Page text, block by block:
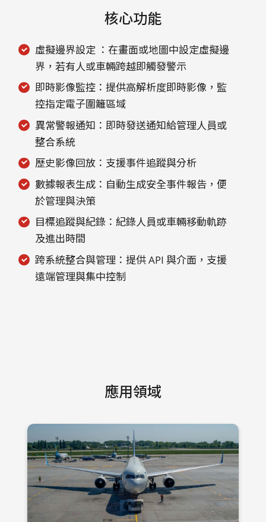
核心功能
虛擬邊界設定 ：在畫面或地圖中設定虛擬邊
界，若有人或車輛跨越即觸發警示
即時影像監控：提供高解析度即時影像，監
控指定電子圍籬區域
異常警報通知：即時發送通知給管理人員或
整合系統
歷史影像回放：支援事件追蹤與分析
數據報表生成：自動生成安全事件報告，便
於管理與決策
目標追蹤與紀錄：紀錄人員或車輛移動軌跡
及進出時間
跨系統整合與管理：提供 API 與介面，支援
遠端管理與集中控制
應用領域